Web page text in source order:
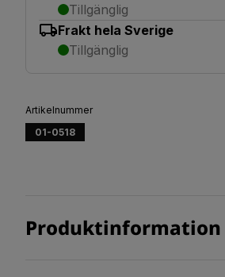
Tillgänglig
Frakt hela Sverige
Tillgänglig
Artikelnummer
01-0518
Produktinformation